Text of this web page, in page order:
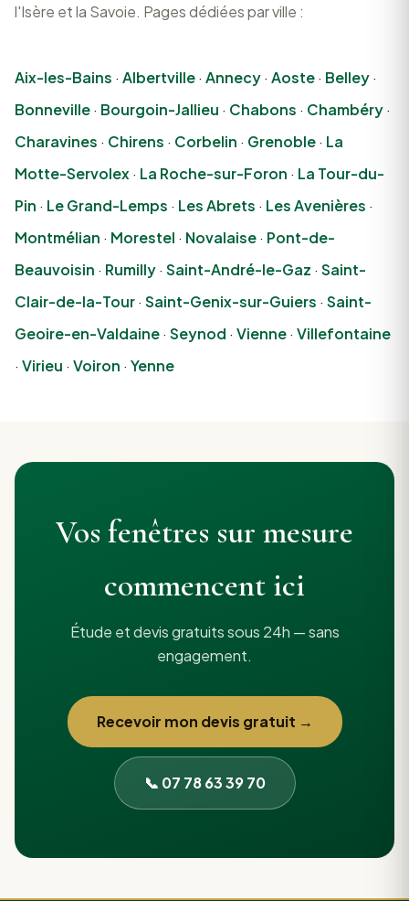
l'Isère et la Savoie. Pages dédiées par ville :
Aix-les-Bains · Albertville· Annecy· Aoste· Belley·
Bonneville· Bourgoin-Jallieu · Chabons · Chambéry·
Charavines · Chirens · Corbelin · Grenoble· La
Motte-Servolex· La Roche-sur-Foron · La Tour-du-
Pin · Le Grand-Lemps · Les Abrets · Les Avenières ·
Montmélian · Morestel · Novalaise· Pont-de-
Beauvoisin · Rumilly· Saint-André-le-Gaz · Saint-
Clair-de-la-Tour· Saint-Genix-sur-Guiers · Saint-
Geoire-en-Valdaine· Seynod · Vienne· Villefontaine
· Virieu · Voiron · Yenne
Vos fenêtres sur mesure
commencent ici
Étude et devis gratuits sous 24h — sans
engagement.
Recevoir mon devis gratuit →
📞 07 78 63 39 70